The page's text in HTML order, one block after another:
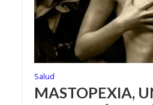
Salud
MASTOPEXIA,